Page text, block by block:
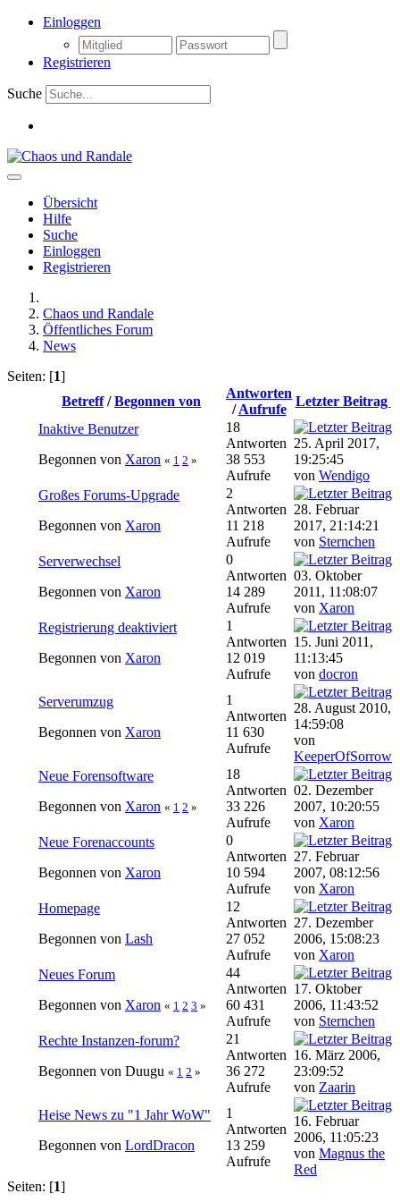
Einloggen
Registrieren
Suche
Übersicht
Hilfe
Suche
Einloggen
Registrieren
Chaos und Randale
Öffentliches Forum
News
Seiten: [1]
Betreff/Begonnen von
Antworten
/Aufrufe
Letzter Beitrag
Inaktive Benutzer
Begonnen von Xaron « 1 2 »
18
Antworten
38 553
Aufrufe
25. April 2017,
19:25:45
von Wendigo
Großes Forums-Upgrade
Begonnen von Xaron
2
Antworten
11 218
Aufrufe
28. Februar
2017, 21:14:21
von Sternchen
Serverwechsel
Begonnen von Xaron
0
Antworten
14 289
Aufrufe
03. Oktober
2011, 11:08:07
von Xaron
Registrierung deaktiviert
Begonnen von Xaron
1
Antworten
12 019
Aufrufe
15. Juni 2011,
11:13:45
von docron
Serverumzug
Begonnen von Xaron
1
Antworten
11 630
Aufrufe
28. August 2010,
14:59:08
von
KeeperOfSorrow
Neue Forensoftware
Begonnen von Xaron « 1 2 »
18
Antworten
33 226
Aufrufe
02. Dezember
2007, 10:20:55
von Xaron
Neue Forenaccounts
Begonnen von Xaron
0
Antworten
10 594
Aufrufe
27. Februar
2007, 08:12:56
von Xaron
Homepage
Begonnen von Lash
12
Antworten
27 052
Aufrufe
27. Dezember
2006, 15:08:23
von Xaron
Neues Forum
Begonnen von Xaron « 1 2 3 »
44
Antworten
60 431
Aufrufe
17. Oktober
2006, 11:43:52
von Sternchen
Rechte Instanzen-forum?
Begonnen von Duugu « 1 2 »
21
Antworten
36 272
Aufrufe
16. März 2006,
23:09:52
von Zaarin
Heise News zu "1 Jahr WoW"
Begonnen von LordDracon
1
Antworten
13 259
Aufrufe
16. Februar
2006, 11:05:23
von Magnus the
Red
Seiten: [1]